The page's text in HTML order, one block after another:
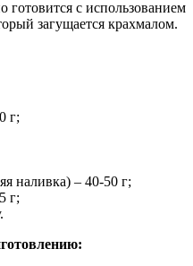
с использованием
загущается крахмалом.
г;
наливка) – 40-50 г;
г;